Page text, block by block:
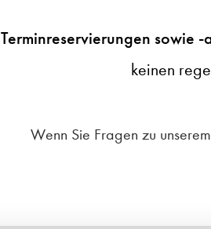
Terminreservierungen sowie
keinen
Wenn Sie Fragen zu